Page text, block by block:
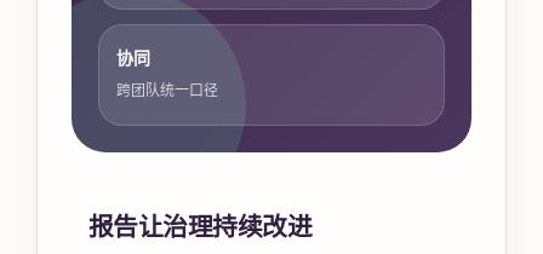
协同
跨团队统一口径
报告让治理持续改进